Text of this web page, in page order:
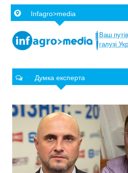
Infagro>media
Ваш
галузі
Думка експерта